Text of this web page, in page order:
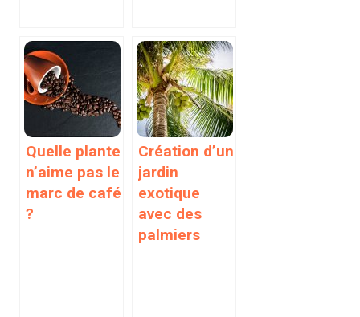
Quelle plante
n’aime pas le
marc de café
?
Création d’un
jardin
exotique
avec des
palmiers